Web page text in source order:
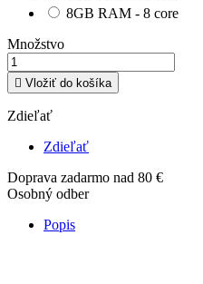
8GB RAM - 8 core
Množstvo
 Vložiť do košíka
Zdieľať
Zdieľať
Doprava zadarmo nad 80 €
Osobný odber
Popis